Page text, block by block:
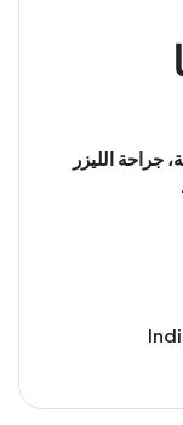
جراحة الليزر